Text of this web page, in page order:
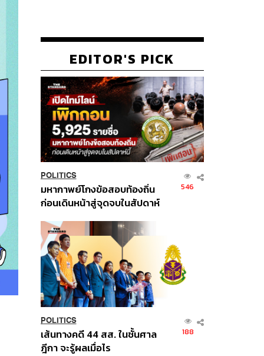
EDITOR'S PICK
POLITICS
มหากาพย์โกงข้อสอบท้องถิ่น
ก่อนเดินหน้าสู่จุดจบในสัปดาห์
546
POLITICS
เส้นทางคดี 44 สส. ในชั้นศาล
ฎีกา จะรู้ผลเมื่อไร
188